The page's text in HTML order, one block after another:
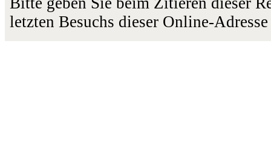
letzten Besuchs dieser Online-Adresse